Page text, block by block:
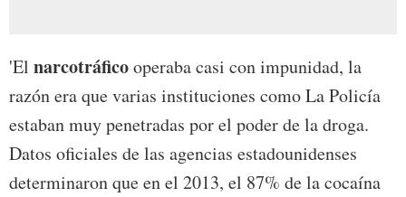
'El narcotráficooperaba casi con impunidad, la
razón era que varias instituciones como La Policía
estaban muy penetradas por el poder de la droga.
Datos oficiales de las agencias estadounidenses
determinaron que en el 2013, el 87% de la cocaína